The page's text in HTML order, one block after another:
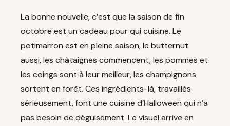
La bonne nouvelle, c’est que la saison de fin
octobre est un cadeau pour qui cuisine. Le
potimarron est en pleine saison, le butternut
aussi, les châtaignes commencent, les pommes et
les coings sont à leur meilleur, les champignons
sortent en forêt. Ces ingrédients-là, travaillés
sérieusement, font une cuisine d’Halloween qui n’a
pas besoin de déguisement. Le visuel arrive en